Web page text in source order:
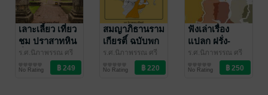
เลาะเลี้ยว เที่ยว
ชม ปราสาทหิน
ถิ่นสยามเล่ม 1
ร.ศ.นิภาพรรณ ศรี
/ พรรณนิภ
No Rating
สมญาภิธานราม
เกียรติ์ ฉบับพก
พา
ร.ศ.นิภาพรรณ ศรี
/ พรรณนิภ
วรรณกรรมทั่วไป
No Rating
ฟังเล่าเรื่อง
แปลก ฝรั่ง-
แขก-ไทย-เจ๊ก
ร.ศ.นิภาพรรณ ศรี
/ พรรณนิภ
วรรณกรรมทั่วไป
No Rating